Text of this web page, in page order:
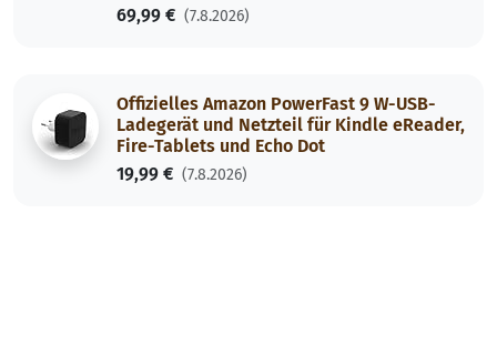
69,99 € (7.8.2026)
Offizielles Amazon PowerFast 9 W-USB-
Ladegerät und Netzteil für Kindle eReader,
Fire-Tablets und Echo Dot
19,99 € (7.8.2026)